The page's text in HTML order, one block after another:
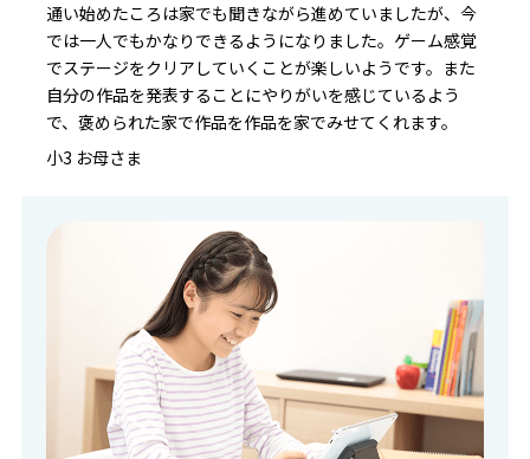
通い始めたころは家でも聞きながら進めていましたが、今
では一人でもかなりできるようになりました。ゲーム感覚
でステージをクリアしていくことが楽しいようです。また
自分の作品を発表することにやりがいを感じているよう
で、褒められた家で作品を作品を家でみせてくれます。
小3 お母さま